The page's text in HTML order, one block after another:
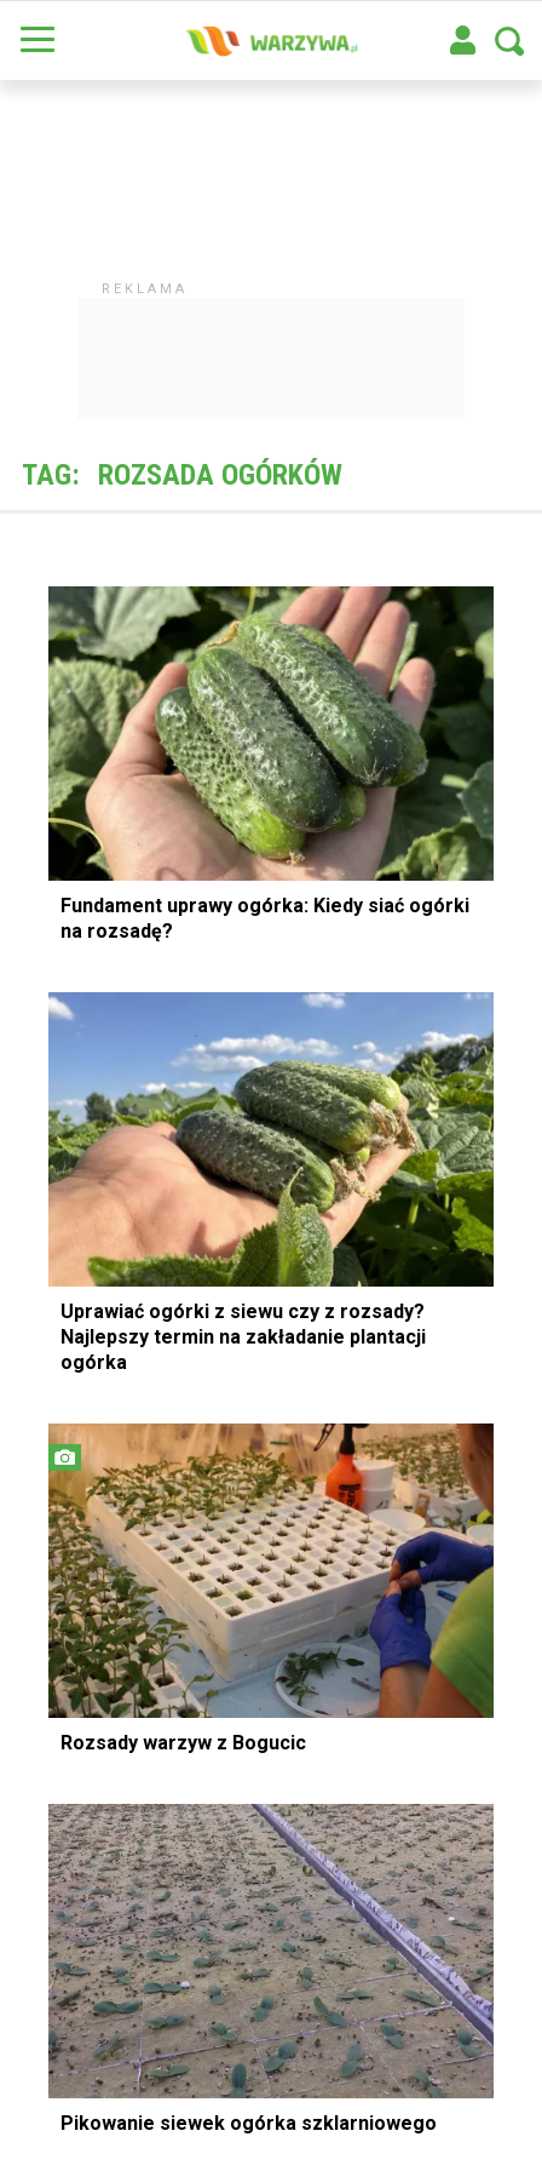
TAG: ROZSADA OGÓRKÓW
Fundament uprawy ogórka: Kiedy siać ogórki
na rozsadę?
Uprawiać ogórki z siewu czy z rozsady?
Najlepszy termin na zakładanie plantacji
ogórka
Rozsady warzyw z Bogucic
Pikowanie siewek ogórka szklarniowego